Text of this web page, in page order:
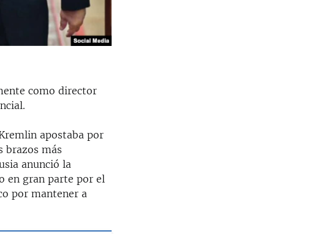
como director
apostaba por
brazos más
anunció la
en gran parte por el
por mantener a